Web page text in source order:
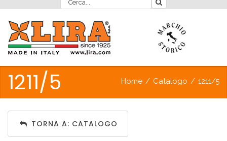
1211/5 Home / Catalogo / 1211/5
TORNA A: CATALOGO